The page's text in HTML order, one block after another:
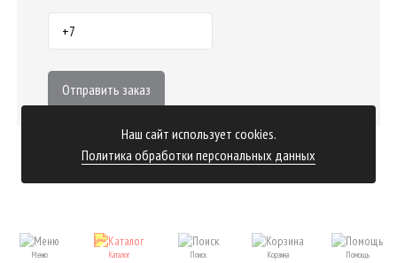
Отправить заказ
Меню Каталог Поиск Корзина Помощь
Наш сайт использует cookies.
Политика обработки персональных данных